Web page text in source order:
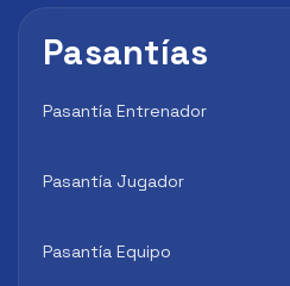
Pasantías
Pasantía Entrenador
Pasantía Jugador
Pasantía Equipo